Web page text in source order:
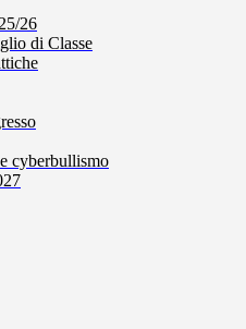
26
di Classe
cyberbullismo